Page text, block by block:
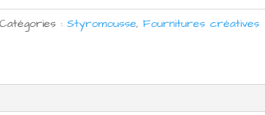
styromousse
Catégories : Styromousse, Fournitures créatives